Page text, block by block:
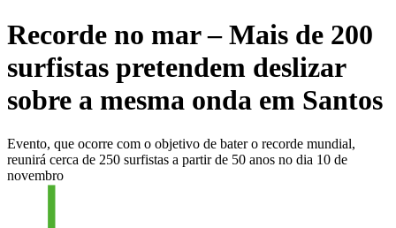
Recorde no mar – Mais de 200
surfistas pretendem deslizar
sobre a mesma onda em Santos
Evento, que ocorre com o objetivo de bater o recorde mundial,
reunirá cerca de 250 surfistas a partir de 50 anos no dia 10 de
novembro